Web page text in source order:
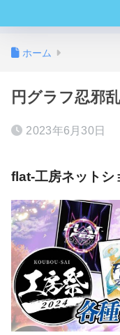
ホーム
円グラフ忍邪
2023年6月30日
flat-工房ネットシ